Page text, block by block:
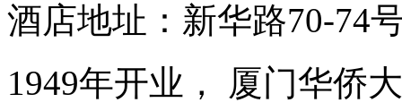
酒店地址：新华路70-74
1949年开业， 厦门华侨